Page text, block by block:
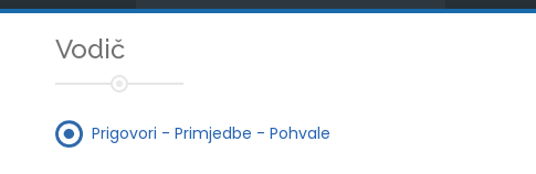
Vodič
Prigovori - Primjedbe - Pohvale